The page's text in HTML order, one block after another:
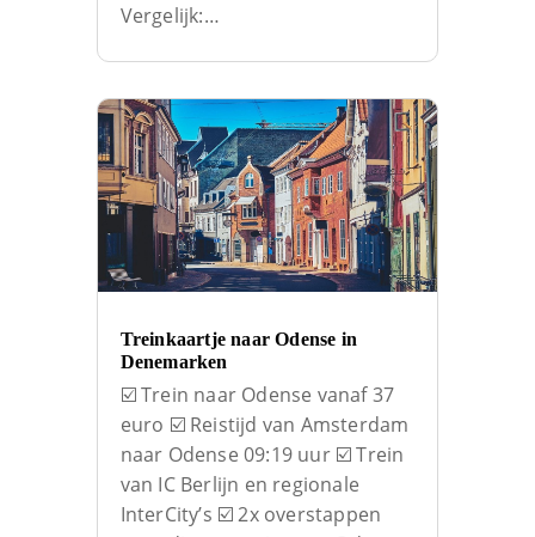
Vergelijk:…
Treinkaartje naar Odense in
Denemarken
☑️ Trein naar Odense vanaf 37
euro ☑️ Reistijd van Amsterdam
naar Odense 09:19 uur ☑️ Trein
van IC Berlijn en regionale
InterCity’s ☑️ 2x overstappen